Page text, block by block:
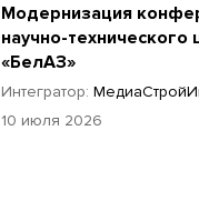
Модернизация
научно-
«БелАЗ»
Интегратор:
10 июля 2026